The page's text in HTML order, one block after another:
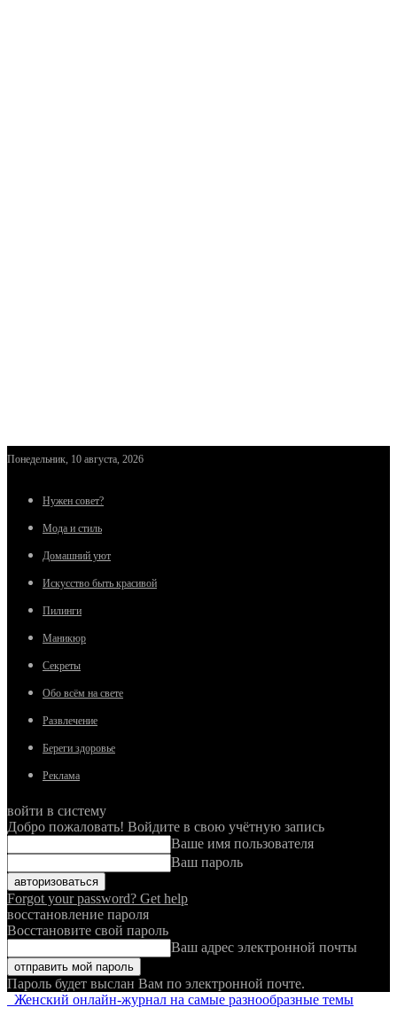
Понедельник, 10 августа, 2026
Нужен совет?
Мода и стиль
Домашний уют
Искусство быть красивой
Пилинги
Маникюр
Секреты
Обо всём на свете
Развлечение
Береги здоровье
Реклама
войти в систему
Добро пожаловать! Войдите в свою учётную запись
Ваше имя пользователя
Ваш пароль
Forgot your password? Get help
восстановление пароля
Восстановите свой пароль
Ваш адрес электронной почты
Пароль будет выслан Вам по электронной почте.
Женский онлайн-журнал на самые разнообразные темы